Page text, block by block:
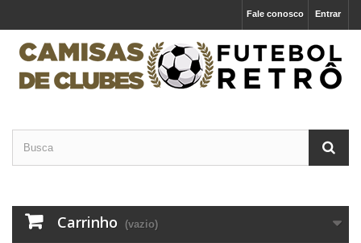
Entrar
Fale conosco
Carrinho (vazio)